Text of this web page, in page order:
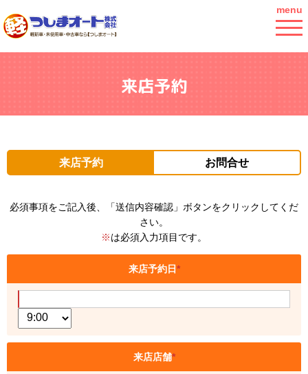
menu
来店予約
来店予約 お問合せ
必須事項をご記入後、「送信内容確認」ボタンをクリックしてくだ
さい。
※は必須入力項目です。
来店予約日*
来店店舗*